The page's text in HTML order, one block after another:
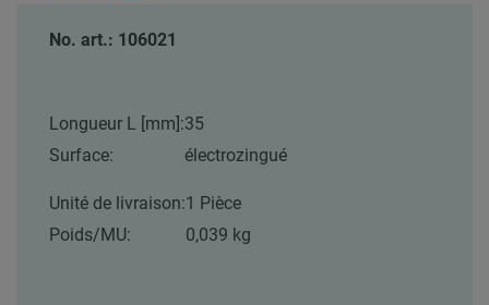
No. art.: 106021
Longueur L [mm]:35
Surface:
électrozingué
Unité de livraison:1 Pièce
Poids/MU:
0,039 kg